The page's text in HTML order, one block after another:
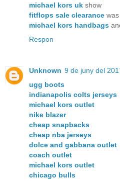
michael kors uk show
fitflops sale clearance was
michael kors handbags
Respon
Unknown 9 de juny del
ugg boots
indianapolis colts jerseys
michael kors outlet
nike blazer
cheap snapbacks
cheap nba jerseys
dolce and gabbana outlet
coach outlet
michael kors outlet
chicago bulls